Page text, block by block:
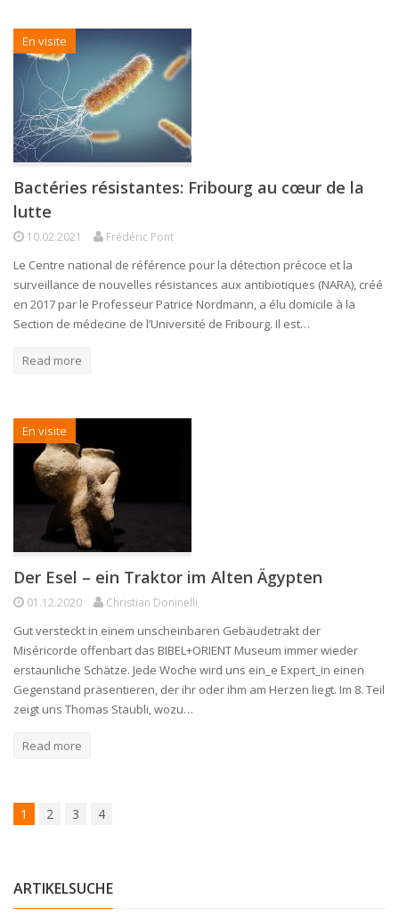
En visite
Bactéries résistantes: Fribourg au cœur de la
lutte
10.02.2021 Frédéric Pont
Le Centre national de référence pour la détection précoce et la
surveillance de nouvelles résistances aux antibiotiques (NARA), créé
en 2017 par le Professeur Patrice Nordmann, a élu domicile à la
Section de médecine de l’Université de Fribourg. Il est…
Read more
En visite
Der Esel – ein Traktor im Alten Ägypten
01.12.2020 Christian Doninelli
Gut versteckt in einem unscheinbaren Gebäudetrakt der
Miséricorde offenbart das BIBEL+ORIENT Museum immer wieder
erstaunliche Schätze. Jede Woche wird uns ein_e Expert_in einen
Gegenstand präsentieren, der ihr oder ihm am Herzen liegt. Im 8. Teil
zeigt uns Thomas Staubli, wozu…
Read more
1 2 3 4
ARTIKELSUCHE